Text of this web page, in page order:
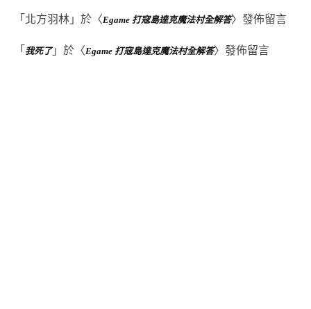
「 北方羽林 」於〈Egame 打寇島達克魔法村全解答〉發佈留言
「 我死了」於〈Egame 打寇島達克魔法村全解答〉發佈留言